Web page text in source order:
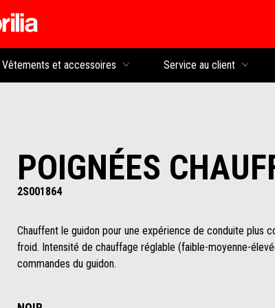
Vêtements et accessoires Service au client
POIGNÉES
2S001864
Chauffent le guidon pour une expérience de conduite plus
froid. Intensité de chauffage réglable (faible-moyenne-
commandes du guidon.